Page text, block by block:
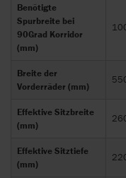
Benötigte
Spurbreite bei
90Grad Korridor
(mm)
Breite der
Vorderräder (mm)
Effektive Sitzbreite
(mm)
Effektive Sitztiefe
(mm)